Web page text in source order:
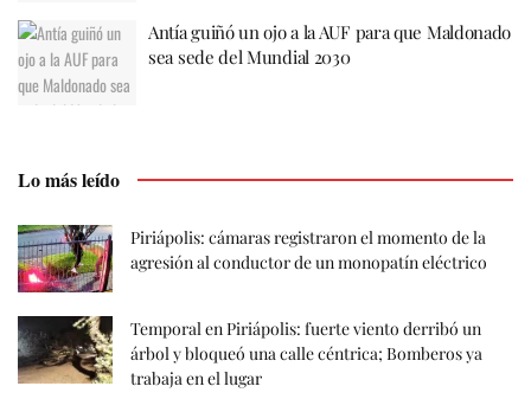
Antía guiñó un ojo a la AUF para que Maldonado
sea sede del Mundial 2030
Lo más leído
Piriápolis: cámaras registraron el momento de la
agresión al conductor de un monopatín eléctrico
Temporal en Piriápolis: fuerte viento derribó un
árbol y bloqueó una calle céntrica; Bomberos ya
trabaja en el lugar